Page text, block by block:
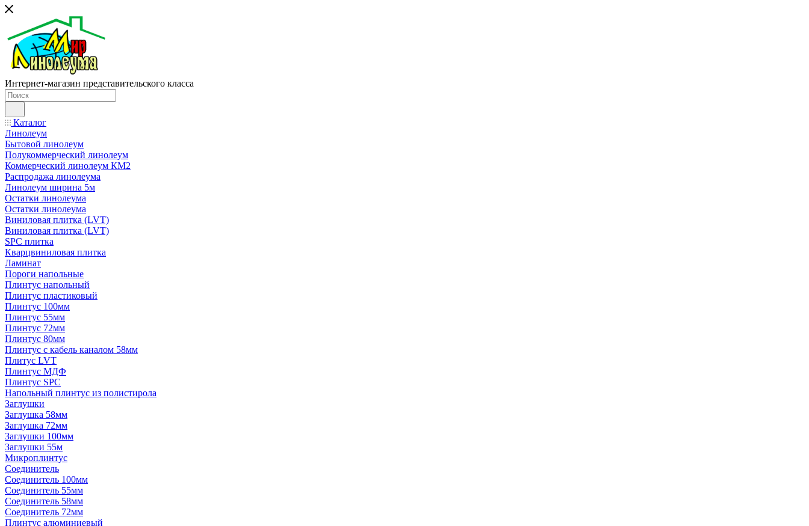
Интернет-магазин представительского класса
Каталог
Линолеум
Бытовой линолеум
Полукоммерческий линолеум
Коммерческий линолеум КМ2
Распродажа линолеума
Линолеум ширина 5м
Остатки линолеума
Остатки линолеума
Виниловая плитка (LVT)
Виниловая плитка (LVT)
SPC плитка
Кварцвиниловая плитка
Ламинат
Пороги напольные
Плинтус напольный
Плинтус пластиковый
Плинтус 100мм
Плинтус 55мм
Плинтус 72мм
Плинтус 80мм
Плинтус с кабель каналом 58мм
Плитус LVT
Плинтус МДФ
Плинтус SPC
Напольный плинтус из полистирола
Заглушки
Заглушка 58мм
Заглушка 72мм
Заглушки 100мм
Заглушки 55м
Микроплинтус
Соединитель
Соединитель 100мм
Соединитель 55мм
Соединитель 58мм
Соединитель 72мм
Плинтус алюминиевый